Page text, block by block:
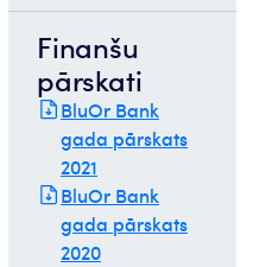
Finanšu
pārskati
BluOr Bank
gada pārskats
2021
BluOr Bank
gada pārskats
2020